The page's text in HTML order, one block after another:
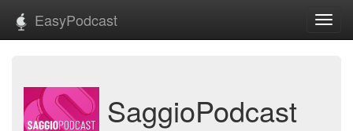
EasyPodcast
SaggioPodcast